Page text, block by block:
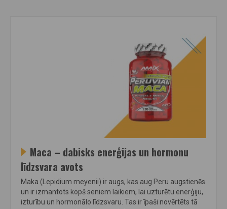
Maca – dabisks enerģijas un hormonu
līdzsvara avots
Maka (Lepidium meyenii) ir augs, kas aug Peru augstienēs
un ir izmantots kopš seniem laikiem, lai uzturētu enerģiju,
izturību un hormonālo līdzsvaru. Tas ir īpaši novērtēts tā